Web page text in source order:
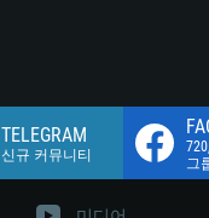
TELEGRAM
신규 커뮤니티
그